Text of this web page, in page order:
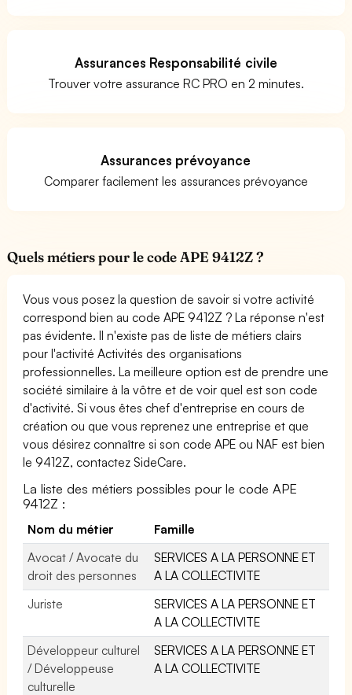
Assurances Responsabilité civile
Trouver votre assurance RC PRO en 2 minutes.
Assurances prévoyance
Comparer facilement les assurances prévoyance
Quels métiers pour le code APE 9412Z ?
Vous vous posez la question de savoir si votre activité
correspond bien au code APE 9412Z ? La réponse n'est
pas évidente. Il n'existe pas de liste de métiers clairs
pour l'activité Activités des organisations
professionnelles. La meilleure option est de prendre une
société similaire à la vôtre et de voir quel est son code
d'activité. Si vous êtes chef d'entreprise en cours de
création ou que vous reprenez une entreprise et que
vous désirez connaître si son code APE ou NAF est bien
le 9412Z, contactez SideCare.
La liste des métiers possibles pour le code APE
9412Z :
Nom du métier
Famille
Avocat / Avocate du
droit des personnes
SERVICES A LA PERSONNE ET
A LA COLLECTIVITE
Juriste
SERVICES A LA PERSONNE ET
A LA COLLECTIVITE
Développeur culturel
/ Développeuse
culturelle
SERVICES A LA PERSONNE ET
A LA COLLECTIVITE